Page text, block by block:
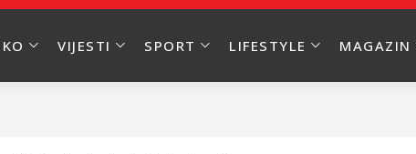
VIJESTI SPORT LIFESTYLE MAGAZIN